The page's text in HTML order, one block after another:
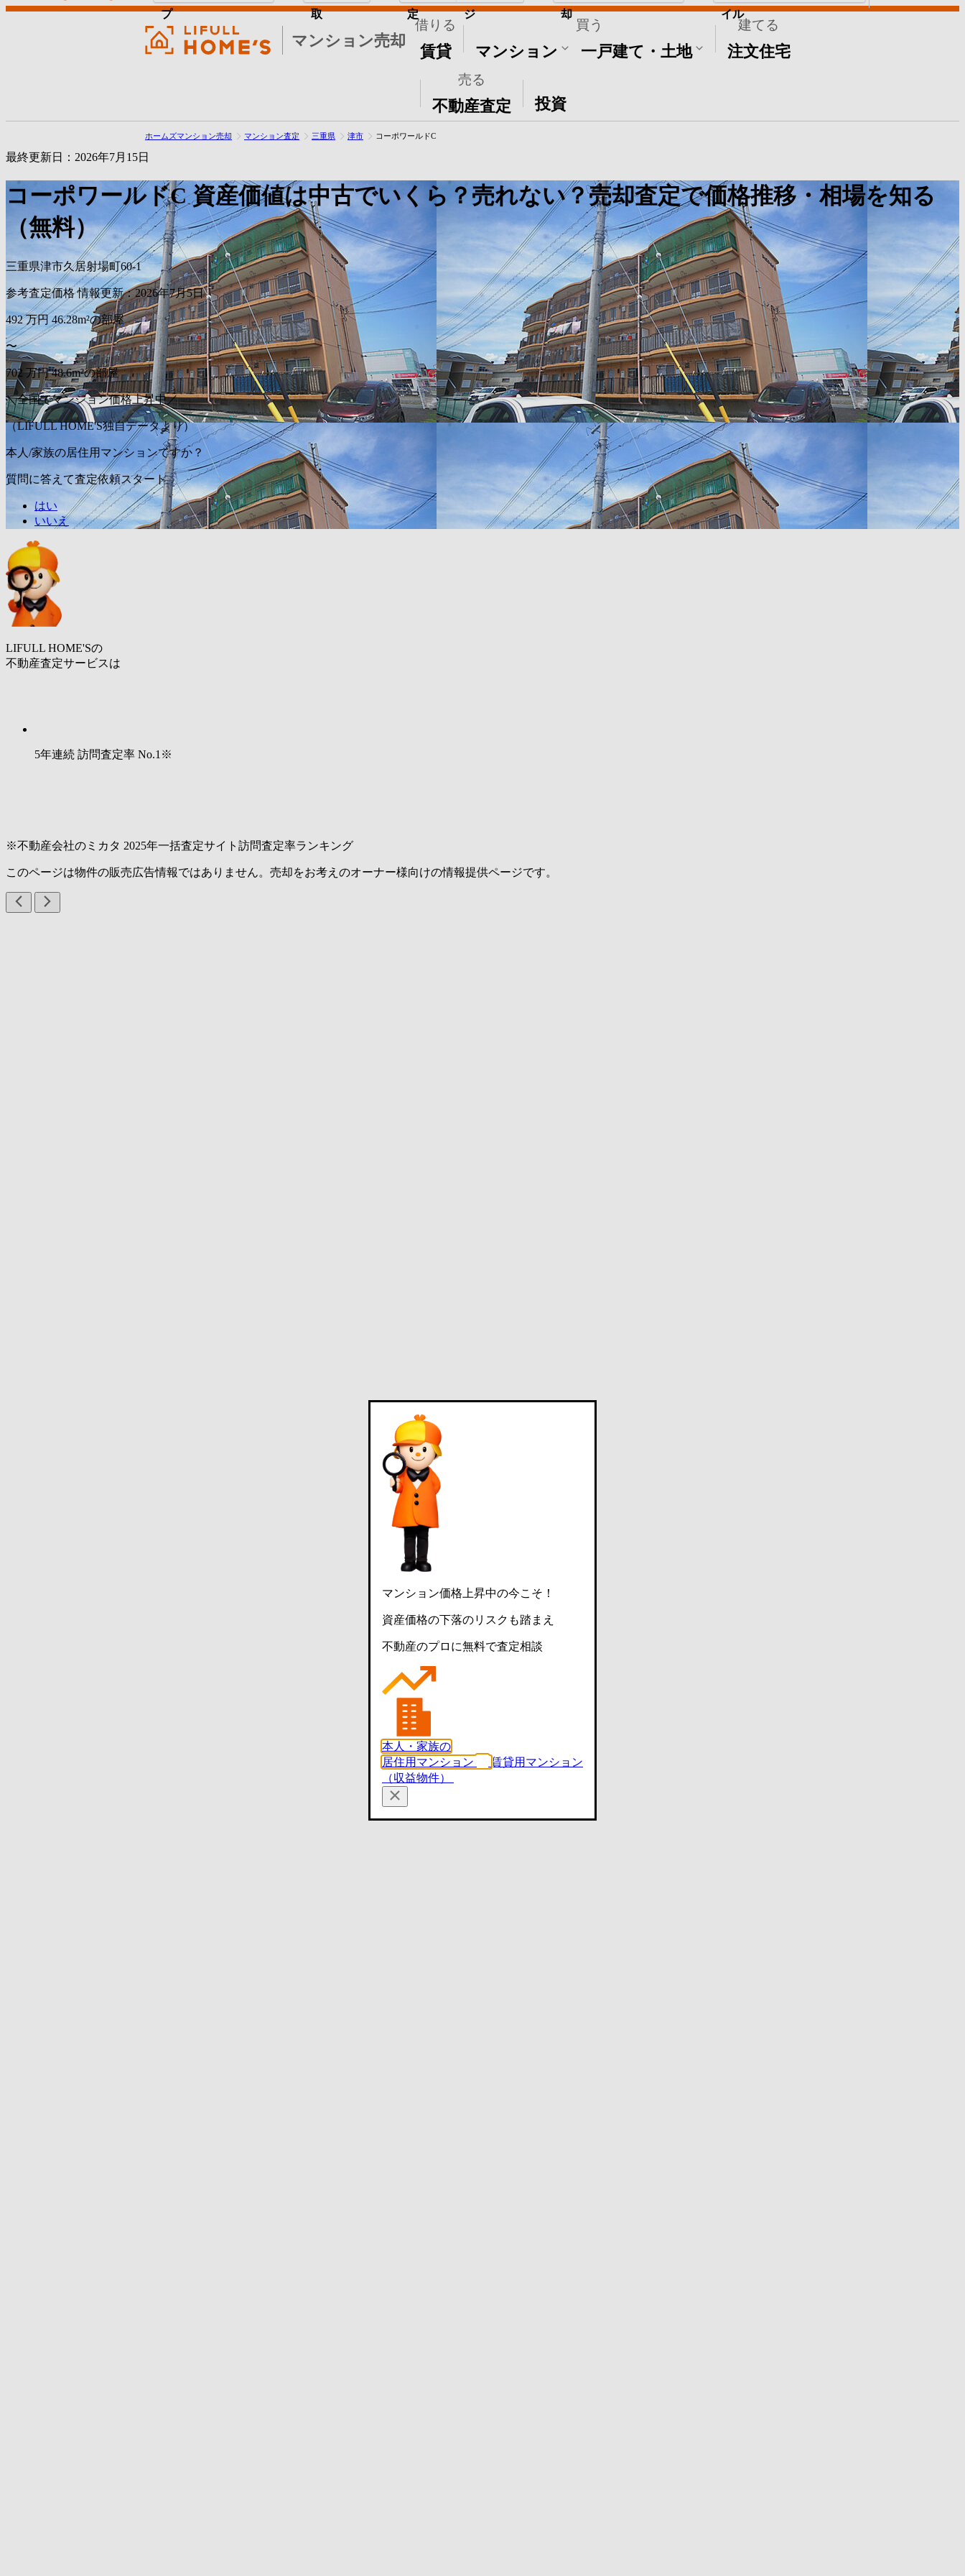
マンション売却
借りる
賃貸
買う
マンション 一戸建て・土地
建てる
注文住宅
売る
不動産査定
その他
投資
プ 取 定 ジ 却 イル
ホームズマンション売却 マンション査定 三重県 津市 コーポワールドC
最終更新日：2026年7月15日
コーポワールドC 資産価値は中古でいくら？売れない？売却査定で価格推移・相場を知る
（無料）
三重県津市久居射場町60-1
参考査定価格 情報更新：2026年7月5日
492 万円 46.28m²の部屋
〜
702 万円 48.6m²の部屋
＼全国でマンション価格上昇中／
（LIFULL HOME'S独自データより）
本人/家族の居住用マンションですか？
質問に答えて査定依頼スタート
はい
いいえ
LIFULL HOME'Sの
不動産査定サービスは
5年連続 訪問査定率 No.1 ※
※不動産会社のミカタ 2025年一括査定サイト訪問査定率ランキング
このページは物件の販売広告情報ではありません。売却をお考えのオーナー様向けの情報提供ページです。
マンション価格上昇中の今こそ！
資産価格の下落のリスクも踏まえ
不動産のプロに無料で査定相談
本人・家族の
居住用マンション
賃貸用マンション
（収益物件）